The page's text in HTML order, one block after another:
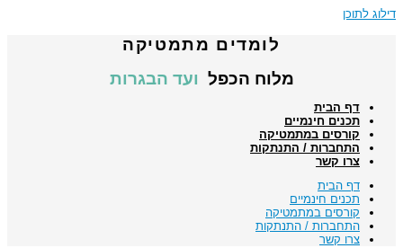
דילוג לתוכן
לומדים מתמטיקה
מלוח הכפל ועד הבגרות
דף הבית
תכנים חינמיים
קורסים במתמטיקה
התחברות / התנתקות
צרו קשר
דף הבית
תכנים חינמיים
קורסים במתמטיקה
התחברות / התנתקות
צרו קשר